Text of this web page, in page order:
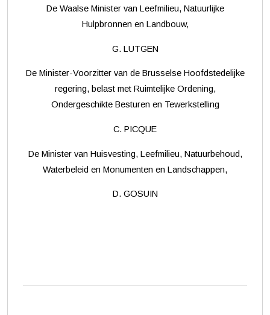
De Waalse Minister van Leefmilieu, Natuurlijke
Hulpbronnen en Landbouw,
G. LUTGEN
De Minister-Voorzitter van de Brusselse Hoofdstedelijke
regering, belast met Ruimtelijke Ordening,
Ondergeschikte Besturen en Tewerkstelling
C. PICQUE
De Minister van Huisvesting, Leefmilieu, Natuurbehoud,
Waterbeleid en Monumenten en Landschappen,
D. GOSUIN